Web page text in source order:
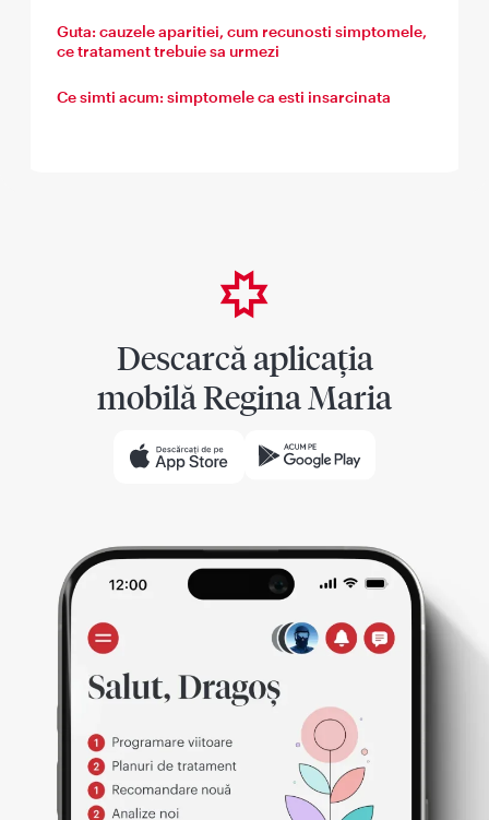
Guta: cauzele aparitiei, cum recunosti simptomele,
ce tratament trebuie sa urmezi
Ce simti acum: simptomele ca esti insarcinata
Descarcă aplicația
mobilă Regina Maria